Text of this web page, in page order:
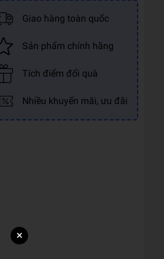
Giao hàng toàn quốc
Sản phẩm chính hãng
Tích điểm đổi quà
Nhiều khuyến mãi, ưu đãi
×